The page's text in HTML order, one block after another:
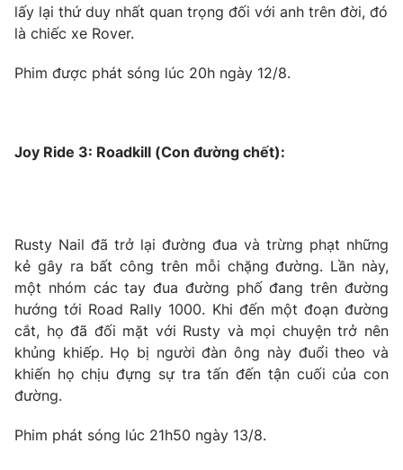
lấy lại thứ duy nhất quan trọng đối với anh trên đời, đó
là chiếc xe Rover.
Phim được phát sóng lúc 20h ngày 12/8.
Joy Ride 3: Roadkill (Con đường chết):
Rusty Nail đã trở lại đường đua và trừng phạt những
kẻ gây ra bất công trên mỗi chặng đường. Lần này,
một nhóm các tay đua đường phố đang trên đường
hướng tới Road Rally 1000. Khi đến một đoạn đường
cắt, họ đã đối mặt với Rusty và mọi chuyện trở nên
khủng khiếp. Họ bị người đàn ông này đuổi theo và
khiến họ chịu đựng sự tra tấn đến tận cuối của con
đường.
Phim phát sóng lúc 21h50 ngày 13/8.